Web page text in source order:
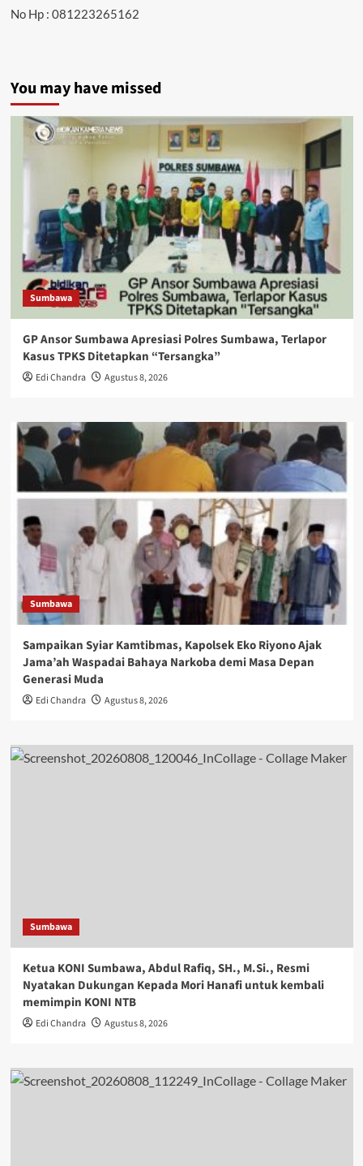
No Hp : 081223265162
You may have missed
Sumbawa
GP Ansor Sumbawa Apresiasi Polres Sumbawa, Terlapor
Kasus TPKS Ditetapkan “Tersangka”
Edi Chandra Agustus 8, 2026
Sumbawa
Sampaikan Syiar Kamtibmas, Kapolsek Eko Riyono Ajak
Jama’ah Waspadai Bahaya Narkoba demi Masa Depan
Generasi Muda
Edi Chandra Agustus 8, 2026
Sumbawa
Ketua KONI Sumbawa, Abdul Rafiq, SH., M.Si., Resmi
Nyatakan Dukungan Kepada Mori Hanafi untuk kembali
memimpin KONI NTB
Edi Chandra Agustus 8, 2026